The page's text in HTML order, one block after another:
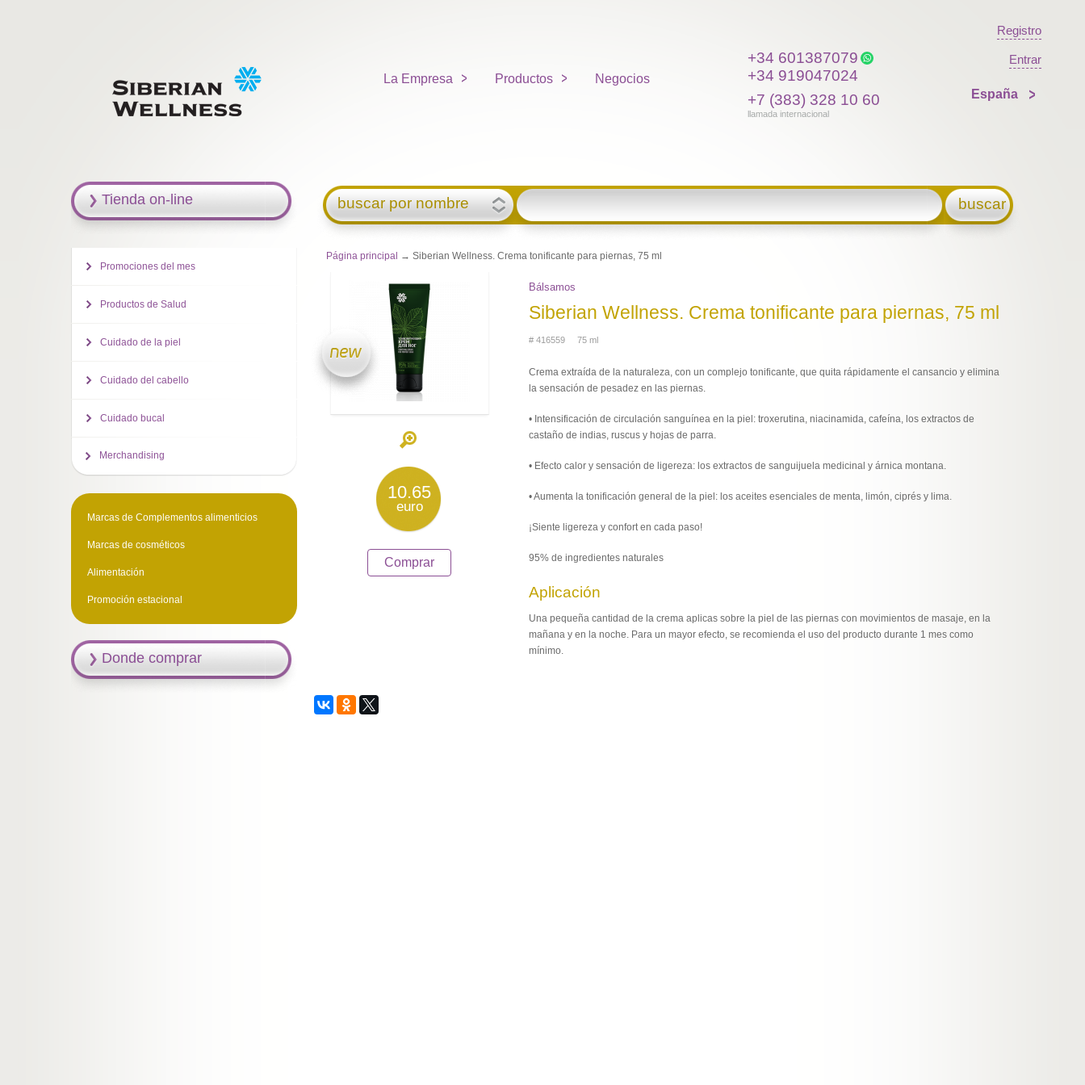
La Empresa Productos Negocios
+34 601387079
+34 919047024
+7 (383) 328 10 60
llamada internacional
Registro
Entrar
España
buscar por nombre buscar
Página principal → Siberian Wellness. Crema tonificante para piernas, 75 ml
10.65
euro
Comprar
Bálsamos
Siberian Wellness. Crema tonificante para piernas, 75 ml
# 416559 75 ml
Crema extraída de la naturaleza, con un complejo tonificante, que quita rápidamente el cansancio y elimina
la sensación de pesadez en las piernas.
• Intensificación de circulación sanguínea en la piel: troxerutina, niacinamida, cafeína, los extractos de
castaño de indias, ruscus y hojas de parra.
• Efecto calor y sensación de ligereza: los extractos de sanguijuela medicinal y árnica montana.
• Aumenta la tonificación general de la piel: los aceites esenciales de menta, limón, ciprés y lima.
¡Siente ligereza y confort en cada paso!
95% de ingredientes naturales
Aplicación
Una pequeña cantidad de la crema aplicas sobre la piel de las piernas con movimientos de masaje, en la
mañana y en la noche. Para un mayor efecto, se recomienda el uso del producto durante 1 mes como
mínimo.
Tienda on-line
Promociones del mes
Productos de Salud
Cuidado de la piel
Cuidado del cabello
Cuidado bucal
Merchandising
Marcas de Complementos alimenticios
Marcas de cosméticos
Alimentación
Promoción estacional
Donde comprar